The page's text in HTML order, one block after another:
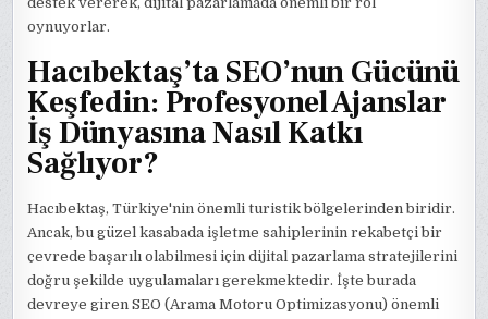
oynuyorlar.
Hacıbektaş’ta SEO’nun Gücünü
Keşfedin: Profesyonel Ajanslar
İş Dünyasına Nasıl Katkı
Sağlıyor?
Hacıbektaş, Türkiye'nin önemli turistik bölgelerinden biridir.
Ancak, bu güzel kasabada işletme sahiplerinin rekabetçi bir
çevrede başarılı olabilmesi için dijital pazarlama stratejilerini
doğru şekilde uygulamaları gerekmektedir. İşte burada
devreye giren SEO (Arama Motoru Optimizasyonu) önemli